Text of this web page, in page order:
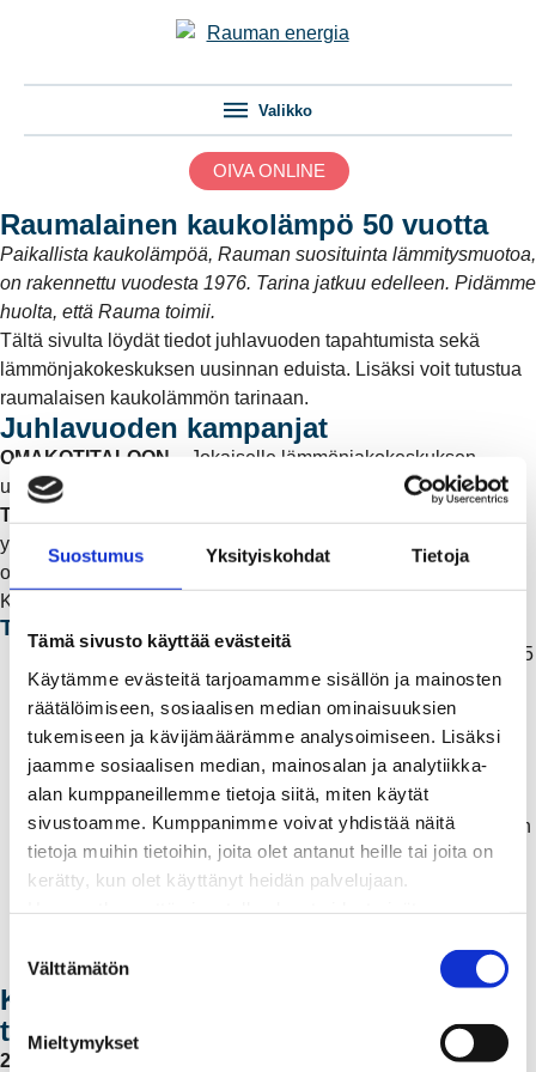
Suostumus Yksityiskohdat Tietoja
Tämä sivusto käyttää evästeitä
Käytämme evästeitä tarjoamamme sisällön ja mainosten
räätälöimiseen, sosiaalisen median ominaisuuksien
tukemiseen ja kävijämäärämme analysoimiseen. Lisäksi
jaamme sosiaalisen median, mainosalan ja analytiikka-
alan kumppaneillemme tietoja siitä, miten käytät
sivustoamme. Kumppanimme voivat yhdistää näitä
tietoja muihin tietoihin, joita olet antanut heille tai joita on
kerätty, kun olet käyttänyt heidän palvelujaan.
o
s
t
Välttämätön
Mieltymykset
Valikko
OIVA ONLINE
Raumalainen kaukolämpö 50 vuotta
Paikallista kaukolämpöä, Rauman suosituinta lämmitysmuotoa,
on rakennettu vuodesta 1976. Tarina jatkuu edelleen. Pidämme
huolta, että Rauma toimii.
Tältä sivulta löydät tiedot juhlavuoden tapahtumista sekä
lämmönjakokeskuksen uusinnan eduista. Lisäksi voit tutustua
raumalaisen kaukolämmön tarinaan.
Juhlavuoden kampanjat
OMAKOTITALOON – Jokaiselle lämmönjakokeskuksen
uusinnan tilaajalle 5 % alennus vaihtokustannuksesta.
TALOYHTIÖÖN
yhteydessä tarjoamme 5 kpl olosuhdeantureita sekä Lungi-
olosuhdepalvelun veloituksetta vuodeksi.
Kampanjat voimassa 31.12.2026 asti.
Tiesitkö?
Lämmönjakokeskuksen tekninen käyttöikä on noin 20–25
vuotta ja keskuksen uusinta parantaa kiinteistön
energiatehokkuutta.
Lämmönjakokeskusten uusinta edesauttaa myös
Rauman Energian siirtymistä matalalämpöiseen
kaukolämpöön, kun kiinteistöjen kaukolämpölaitteet
tukevat matalalämpöä. Matalalämpöiseen kaukolämpöön
siirtyminen parantaa energiatehokkuutta vähentämällä
lämpöhäviöitä sekä nostamalla lämmöntuotannon
tehokkuutta entistä paremmaksi. Tämä myös
hukkalämpöjen hyödyntämisen.
Kaukolämpö 50 -juhlavuoden
tapahtumat
22.–24.7. Pitsiviikko
– Sähköistämässä Savilanpuistoa! Anssi